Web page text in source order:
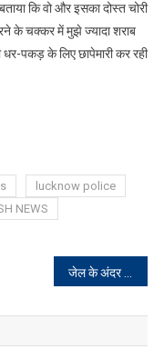
कि वो और इसका दोस्त चोरी
के चक्कर में मुझे ज्यादा शराब
पकड़ के लिए छापेमारी कर रही
lucknow police
NEWS
जेल के अंदर छवि रंजन और प्रेम प्रकाश की बैठक, ED ने की जेल में छापेमारी